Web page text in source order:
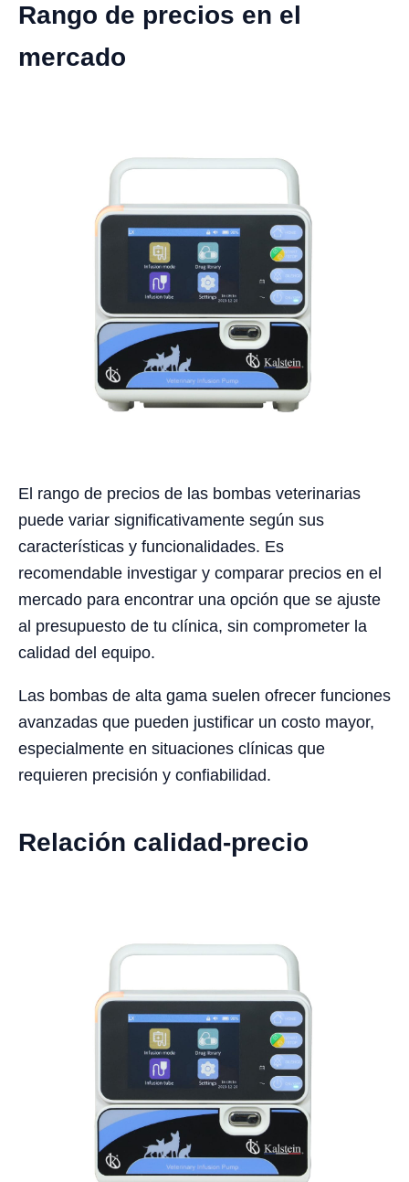
Rango de precios en el
mercado
El rango de precios de las bombas veterinarias
puede variar significativamente según sus
características y funcionalidades. Es
recomendable investigar y comparar precios en el
mercado para encontrar una opción que se ajuste
al presupuesto de tu clínica, sin comprometer la
calidad del equipo.
Las bombas de alta gama suelen ofrecer funciones
avanzadas que pueden justificar un costo mayor,
especialmente en situaciones clínicas que
requieren precisión y confiabilidad.
Relación calidad-precio